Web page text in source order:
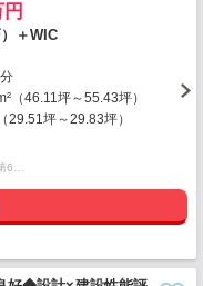
＋WIC
（46.11坪～55.43坪）
29.51坪～29.83坪）
6…